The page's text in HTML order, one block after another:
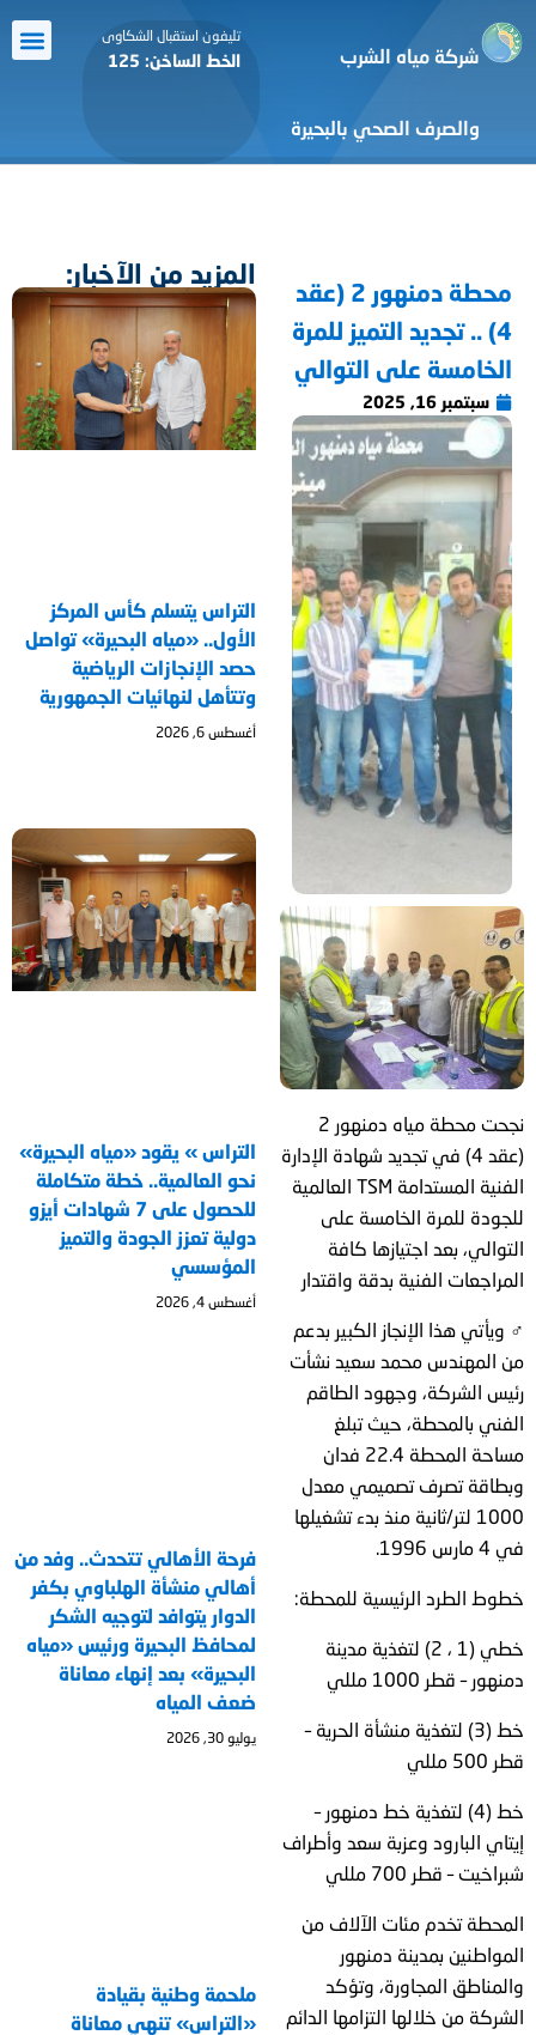
شركة مياه الشرب
والصرف الصحي بالبحيرة
تليفون استقبال الشكاوى
الخط الساخن: 125
محطة دمنهور 2 (عقد
4) .. تجديد التميز للمرة
الخامسة على التوالي
سبتمبر 16, 2025
نجحت محطة مياه دمنهور 2
(عقد 4) في تجديد شهادة الإدارة
الفنية المستدامة TSM العالمية
للجودة للمرة الخامسة على
التوالي، بعد اجتيازها كافة
المراجعات الفنية بدقة واقتدار
‍♂️ ويأتي هذا الإنجاز الكبير بدعم
من المهندس محمد سعيد نشأت
رئيس الشركة، وجهود الطاقم
الفني بالمحطة، حيث تبلغ
مساحة المحطة 22.4 فدان
وبطاقة تصرف تصميمي معدل
1000 لتر/ثانية منذ بدء تشغيلها
في 4 مارس 1996.
خطوط الطرد الرئيسية للمحطة:
خطي (1 ، 2) لتغذية مدينة
دمنهور – قطر 1000 مللي
خط (3) لتغذية منشأة الحرية –
قطر 500 مللي
خط (4) لتغذية خط دمنهور –
إيتاي البارود وعزبة سعد وأطراف
شبراخيت – قطر 700 مللي
المحطة تخدم مئات الآلاف من
المواطنين بمدينة دمنهور
والمناطق المجاورة، وتؤكد
الشركة من خلالها التزامها الدائم
المزيد من الآخبار:
التراس يتسلم كأس المركز
الأول.. «مياه البحيرة» تواصل
حصد الإنجازات الرياضية
وتتأهل لنهائيات الجمهورية
أغسطس 6, 2026
التراس » يقود «مياه البحيرة»
نحو العالمية.. خطة متكاملة
للحصول على 7 شهادات أيزو
دولية تعزز الجودة والتميز
المؤسسي
أغسطس 4, 2026
فرحة الأهالي تتحدث.. وفد من
أهالي منشأة الهلباوي بكفر
الدوار يتوافد لتوجيه الشكر
لمحافظ البحيرة ورئيس «مياه
البحيرة» بعد إنهاء معاناة
ضعف المياه
يوليو 30, 2026
ملحمة وطنية بقيادة
«التراس» تنهي معاناة